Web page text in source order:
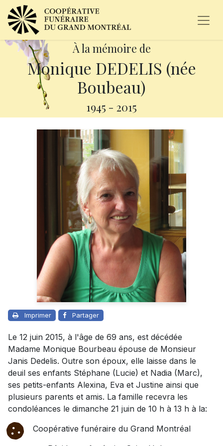
À la mémoire de
Monique DEDELIS (née
Boubeau)
1945 - 2015
Imprimer Partager
Le 12 juin 2015, à l'âge de 69 ans, est décédée
Madame Monique Bourbeau épouse de Monsieur
Janis Dedelis. Outre son époux, elle laisse dans le
deuil ses enfants Stéphane (Lucie) et Nadia (Marc),
ses petits-enfants Alexina, Eva et Justine ainsi que
plusieurs parents et amis. La famille recevra les
condoléances le dimanche 21 juin de 10 h à 13 h à la:
Coopérative funéraire du Grand Montréal